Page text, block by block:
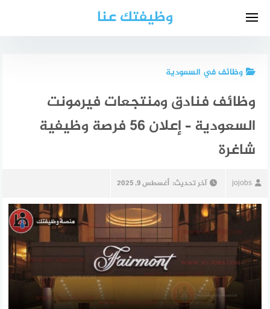
وظيفتك عنا
وظائف في السعودية
وظائف فنادق ومنتجعات فيرمونت
السعودية – إعلان 56 فرصة وظيفية
شاغرة
jojobs آخر تحديث: أغسطس 9, 2025